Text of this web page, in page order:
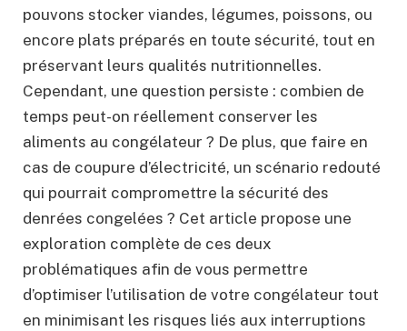
pouvons stocker viandes, légumes, poissons, ou
encore plats préparés en toute sécurité, tout en
préservant leurs qualités nutritionnelles.
Cependant, une question persiste : combien de
temps peut-on réellement conserver les
aliments au congélateur ? De plus, que faire en
cas de coupure d’électricité, un scénario redouté
qui pourrait compromettre la sécurité des
denrées congelées ? Cet article propose une
exploration complète de ces deux
problématiques afin de vous permettre
d’optimiser l’utilisation de votre congélateur tout
en minimisant les risques liés aux interruptions